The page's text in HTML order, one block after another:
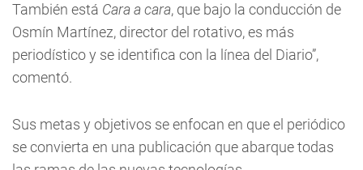
También está Cara a cara, que bajo la conducción de
Osmín Martínez, director del rotativo, es más
periodístico y se identifica con la línea del Diario”,
comentó.
Sus metas y objetivos se enfocan en que el periódico
se convierta en una publicación que abarque todas